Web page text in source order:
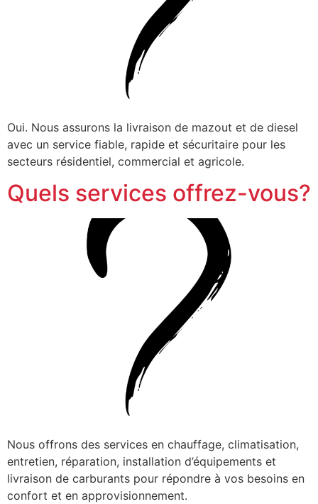
Oui. Nous assurons la livraison de mazout et de diesel
avec un service fiable, rapide et sécuritaire pour les
secteurs résidentiel, commercial et agricole.
Quels services offrez-vous?
Nous offrons des services en chauffage, climatisation,
entretien, réparation, installation d’équipements et
livraison de carburants pour répondre à vos besoins en
confort et en approvisionnement.